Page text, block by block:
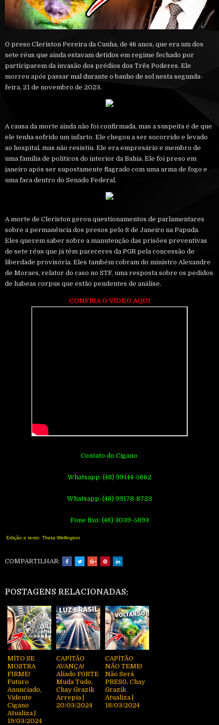
O preso Cleriston Pereira da Cunha, de 46 anos, que era um dos
sete réus que ainda estavam detidos em regime fechado por
participarem da invasão dos prédios dos Três Poderes. Ele
morreu após passar mal durante o banho de sol nesta segunda-
feira, 21 de novembro de 2023.
A causa da morte ainda não foi confirmada, mas a suspeita é de que
ele tenha sofrido um infarto. Ele chegou a ser socorrido e levado
ao hospital, mas não resistiu. Ele era empresário e membro de
uma família de políticos do interior da Bahia. Ele foi preso em
janeiro após ser supostamente flagrado com uma arma de fogo e
uma faca dentro do Senado Federal.
A morte de Cleriston gerou questionamentos de parlamentares
sobre a permanência dos presos pelo 8 de Janeiro na Papuda.
Eles querem saber sobre a manutenção das prisões preventivas
de sete réus que já têm pareceres da PGR pela concessão de
liberdade provisória. Eles também cobram do ministro Alexandre
de Moraes, relator do caso no STF, uma resposta sobre os pedidos
de habeas corpus que estão pendentes de análise.
CONFIRA O VÍDEO AQUI
Contato do Cigano
Whatsapp: (48) 99144-5662
Whatsapp: (48) 99178-8723
Fone fixo: (48) 3039-5893
Edição e texto: Theta Wellington
COMPARTILHAR:
POSTAGENS RELACIONADAS:
MlTO SE
MOSTRA
FIRME!
Futuro
Anunciado,
Vidente
Cigano
Atualiza |
19/03/2024
CAPlTÃO
AVANÇA!
Aliado F0RTE
Muda Tudo,
Chay Grazik
Arrepia |
20/03/2024
CAPlTÃO
NÃO TEME!
Não Será
PRES0, Chay
Grazik
Atualiza |
18/03/2024